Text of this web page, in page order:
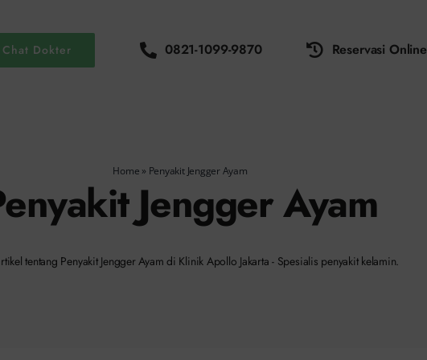
Chat Dokter 0821-1099-9870 Reservasi Online
Home » Penyakit Jengger Ayam
Jengger Ayam
tentang Penyakit Jengger Ayam di Klinik Apollo Jakarta - Spesialis penyakit kelamin.